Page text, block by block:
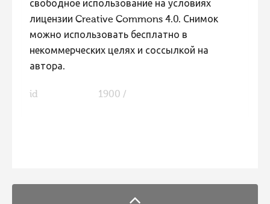
свободное использование на условиях
лицензии Creative Commons 4.0. Снимок
можно использовать бесплатно в
некоммерческих целях и соссылкой на
автора.
id 1900 /